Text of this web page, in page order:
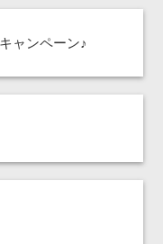
ャンペーン♪